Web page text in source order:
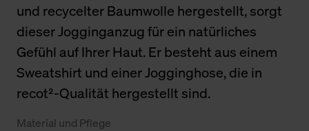
und recycelter Baumwolle hergestellt, sorgt
dieser Jogginganzug für ein natürliches
Gefühl auf Ihrer Haut. Er besteht aus einem
Sweatshirt und einer Jogginghose, die in
recot²-Qualität hergestellt sind.
Material und Pflege